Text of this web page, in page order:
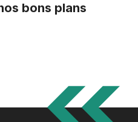
bons plans